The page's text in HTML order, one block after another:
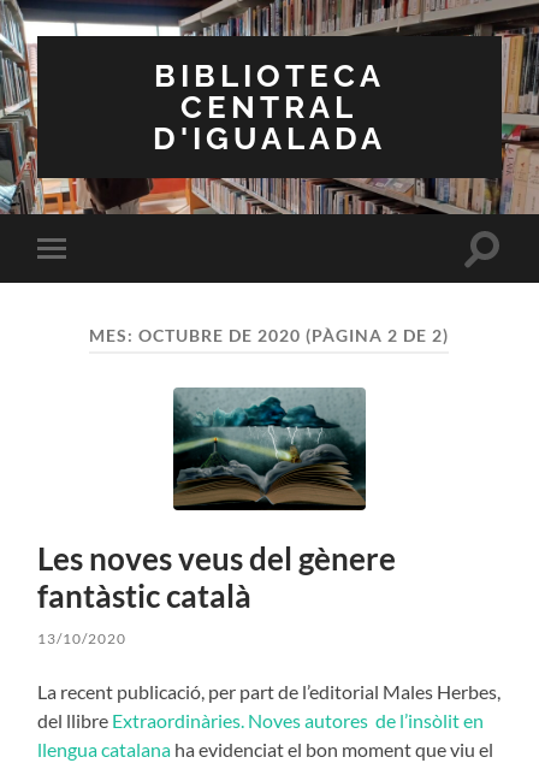
BIBLIOTECA
CENTRAL
D'IGUALADA
Toggle
mobile
Toggle
MES:OCTUBRE DE 2020 (PÀGINA 2 DE 2)
Les noves veus del gènere
fantàstic català
13/10/2020
La recent publicació, per part de l’editorial Males Herbes,
del llibre Extraordinàries. Noves autores de l’insòlit en
llengua catalana ha evidenciat el bon moment que viu el